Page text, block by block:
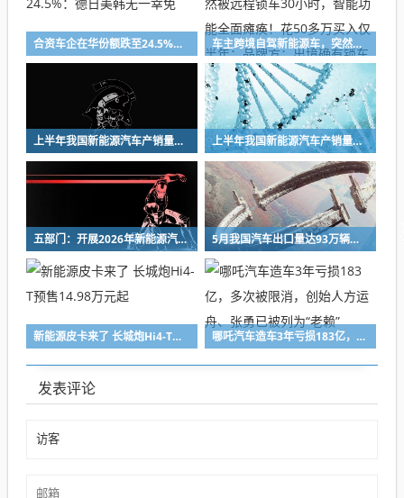
合资车企在华份额跌至24.5%：德日美韩无一幸免 车主跨境自驾新能源车，突然被远程锁车30小时，智能功能全面瘫痪！花50多万买入仅半年；品牌方：出境确有锁车风险
上半年我国新能源汽车产销量双超700万辆 上半年我国新能源汽车产销量双超700万辆
五部门：开展2026年新能源汽车下乡活动，深入推进汽车以旧换新进乡村 5月我国汽车出口量达93万辆，同比增长68.7%
新能源皮卡来了 长城炮Hi4-T预售14.98万元起 哪吒汽车造车3年亏损183亿，多次被限消，创始人方运舟、张勇已被列为“老赖”
发表评论